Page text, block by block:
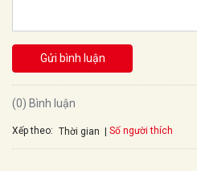
Gửi bình luận
(0) Bình luận
Xếp theo: Thời gian Số người thích